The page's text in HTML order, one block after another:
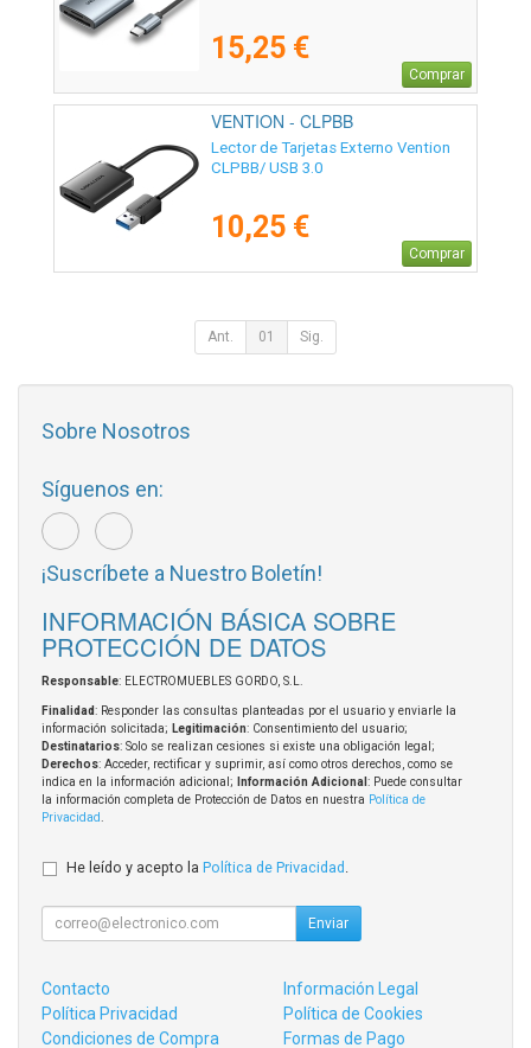
15,25 €
Comprar
VENTION - CLPBB
Lector de Tarjetas Externo Vention
CLPBB/ USB 3.0
10,25 €
Comprar
Ant. 01 Sig.
Sobre Nosotros
Síguenos en:
¡Suscríbete a Nuestro Boletín!
INFORMACIÓN BÁSICA SOBRE
PROTECCIÓN DE DATOS
Responsable: ELECTROMUEBLES GORDO, S.L.
Finalidad: Responder las consultas planteadas por el usuario y enviarle la
información solicitada; Legitimación: Consentimiento del usuario;
Destinatarios: Solo se realizan cesiones si existe una obligación legal;
Derechos: Acceder, rectificar y suprimir, así como otros derechos, como se
indica en la información adicional;
Información Adicional : Puede consultar
la información completa de Protección de Datos en nuestra Política de
Privacidad
He leído y acepto la Política de Privacidad
Enviar
Contacto
Información Legal
Política Privacidad
Política de Cookies
Condiciones de Compra
Formas de Pago